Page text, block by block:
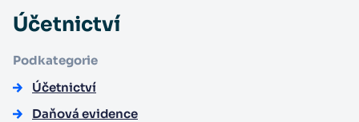
Účetnictví
Podkategorie
Účetnictví
Daňová evidence